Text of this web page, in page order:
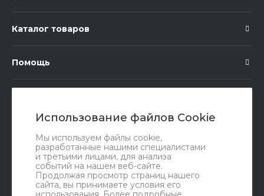
Использование файлов Cookie
Мы используем файлы cookie,
разработанные нашими специалистами
и третьими лицами, для анализа
событий на нашем веб-сайте.
Продолжая просмотр страниц нашего
сайта, вы принимаете условия его
Каталог товаров
Помощь